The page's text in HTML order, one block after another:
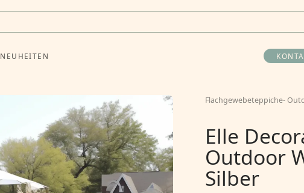
NEUHEITEN
Flachgewebeteppiche-
Elle
Outdoor
Silber